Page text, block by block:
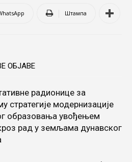
Штампа
ОБЈАВЕ
радионице за
стратегије модернизације
образовања увођењем
рад у земљама дунавског